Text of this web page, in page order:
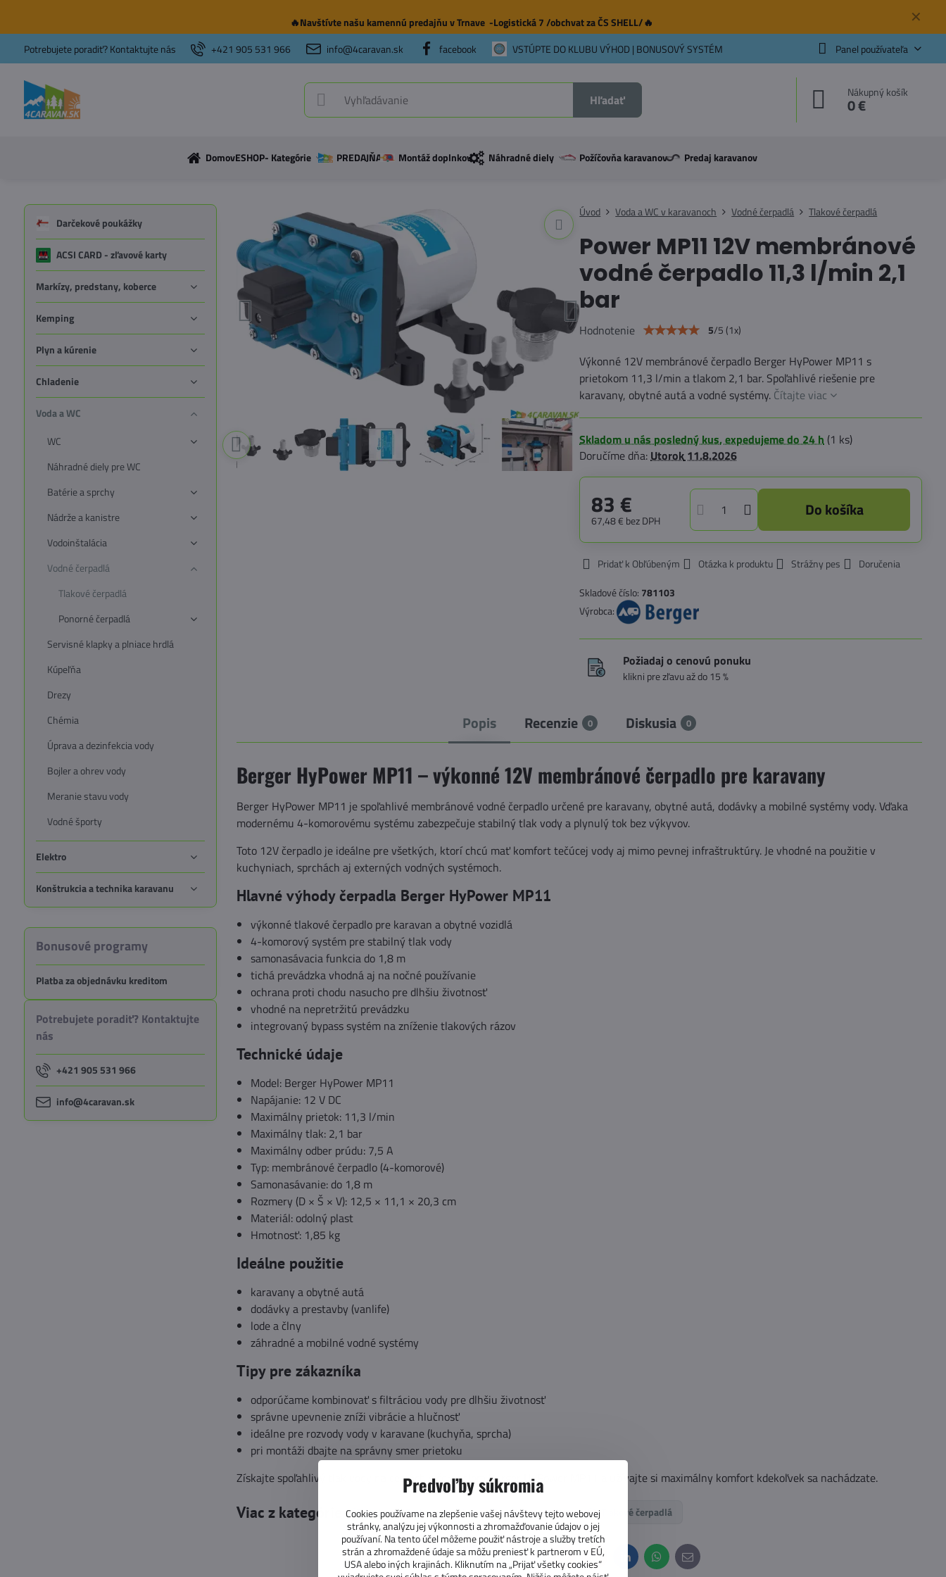
✕
🔥Navštívte našu kamennú predajňuv Trnave -Logistická 7 /obchvat za ČS SHELL/🔥
Potrebujete poradiť? Kontaktujte nás
+421 905 531 966 info@4caravan.sk facebook VSTÚPTE DO KLUBU VÝHOD | BONUSOVÝ SYSTÉM Panel používateľa
Hľadať Nákupný košík
0 €
DomovESHOP- Kategórie PREDAJŇA Montáž doplnkov Náhradné diely Požíčovňa karavanov Predaj karavanov
Úvod Voda a WC v karavanoch Vodné čerpadlá Tlakové čerpadlá
Power MP11 12V membránové
vodné čerpadlo 11,3 l/min 2,1
bar
Hodnotenie 5/5(1x)
Výkonné 12V membránové čerpadlo Berger HyPower MP11 s
prietokom 11,3 l/min a tlakom 2,1 bar. Spoľahlivé riešenie pre
karavany, obytné autá a vodné systémy. Čítajte viac
Skladom u nás posledný kus, expedujeme do 24 h (1 ks)
Doručíme dňa:Utorok11.8.2026
83 €
67,48 € bez DPH
Do košíka
Pridať k Obľúbeným Otázka k produktu Strážny pes
Doručenia
Skladové číslo: 781103
Výrobca:
Požiadaj o cenovú ponuku
klikni pre zľavu až do 15 %
Popis Recenzie 0 Diskusia 0
Berger HyPower MP11 – výkonné 12V membránové čerpadlo pre karavany
Berger HyPower MP11 je spoľahlivé membránové vodné čerpadlo určené pre karavany, obytné autá, dodávky a mobilné systémy vody. Vďaka
modernému 4-komorovému systému zabezpečuje stabilný tlak vody a plynulý tok bez výkyvov.
Toto 12V čerpadlo je ideálne pre všetkých, ktorí chcú mať komfort tečúcej vody aj mimo pevnej infraštruktúry. Je vhodné na použitie v
kuchyniach, sprchách aj externých vodných systémoch.
Hlavné výhody čerpadla Berger HyPower MP11
výkonné tlakové čerpadlo pre karavan a obytné vozidlá
4-komorový systém pre stabilný tlak vody
samonasávacia funkcia do 1,8 m
tichá prevádzka vhodná aj na nočné používanie
ochrana proti chodu nasucho pre dlhšiu životnosť
vhodné na nepretržitú prevádzku
integrovaný bypass systém na zníženie tlakových rázov
Technické údaje
Model: Berger HyPower MP11
Napájanie: 12 V DC
Maximálny prietok: 11,3 l/min
Maximálny tlak: 2,1 bar
Maximálny odber prúdu: 7,5 A
Typ: membránové čerpadlo (4-komorové)
Samonasávanie: do 1,8 m
Rozmery (D × Š × V): 12,5 × 11,1 × 20,3 cm
Materiál: odolný plast
Hmotnosť: 1,85 kg
Ideálne použitie
karavany a obytné autá
dodávky a prestavby (vanlife)
lode a člny
záhradné a mobilné vodné systémy
Tipy pre zákazníka
odporúčame kombinovať s filtráciou vody pre dlhšiu životnosť
správne upevnenie zníži vibrácie a hlučnosť
ideálne pre rozvody vody v karavane (kuchyňa, sprcha)
pri montáži dbajte na správny smer prietoku
Získajte spoľahlivý tlak vody na cestách s čerpadlom Berger HyPower MP11 a užívajte si maximálny komfort kdekoľvek sa nachádzate.
Viac z kategórie Voda a WC v karavanoch Vodné čerpadlá Tlakové čerpadlá
FacebookTwitterBlueskyPinterestReddit LinkedInWhatsApp
E-
mail
Darčekové poukážky
ACSI CARD - zľavové karty
Markízy, predstany, koberce
Kemping
Plyn a kúrenie
Chladenie
Voda a WC
WC
Náhradné diely pre WC
Batérie a sprchy
Nádrže a kanistre
Vodoinštalácia
Vodné čerpadlá
Tlakové čerpadlá
Ponorné čerpadlá
Servisné klapky a plniace hrdlá
Kúpeľňa
Drezy
Chémia
Úprava a dezinfekcia vody
Bojler a ohrev vody
Meranie stavu vody
Vodné športy
Elektro
Konštrukcia a technika karavanu
Bonusové programy
Platba za objednávku kreditom
Potrebujete poradiť? Kontaktujte
nás
+421 905 531 966
info@4caravan.sk
Predvoľby súkromia
Cookies používame na zlepšenie vašej návštevy tejto webovej
stránky, analýzu jej výkonnosti a zhromažďovanie údajov o jej
používaní. Na tento účel môžeme použiť nástroje a služby tretích
strán a zhromaždené údaje sa môžu preniesť k partnerom v EÚ,
USA alebo iných krajinách. Kliknutím na „Prijať všetky cookies“